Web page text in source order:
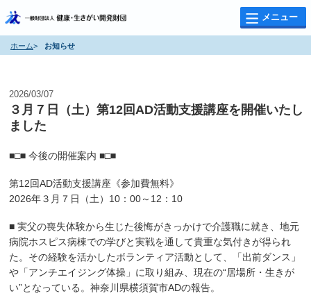
メニュー
ホーム> お知らせ
2026/03/07
３月７日（土）第12回AD活動支援講座を開催いたし
ました
■□■ 今後の開催案内 ■□■
第12回AD活動支援講座《参加費無料》
2026年３月７日（土）10：00～12：10
■ 実父の喪失体験から生じた後悔がきっかけで介護職に就き、地元
病院ホスピス病棟での学びと実戦を通して貴重な気付きが得られ
た。その経験を活かしたボランティア活動として、「出前ダンス」
や「アンチエイジング体操」に取り組み、現在の“居場所・生きが
い”となっている。神奈川県横須賀市ADの報告。